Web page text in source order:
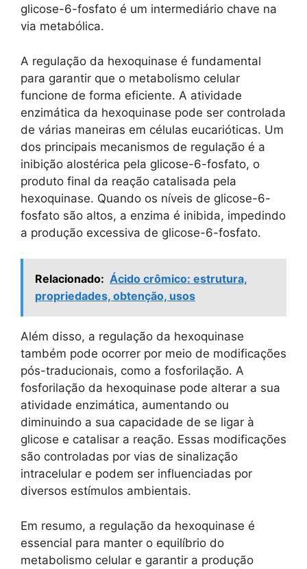
glicose-6-fosfato é um intermediário chave na
via metabólica.
A regulação da hexoquinase é fundamental
para garantir que o metabolismo celular
funcione de forma eficiente. A atividade
enzimática da hexoquinase pode ser controlada
de várias maneiras em células eucarióticas. Um
dos principais mecanismos de regulação é a
inibição alostérica pela glicose-6-fosfato, o
produto final da reação catalisada pela
hexoquinase. Quando os níveis de glicose-6-
fosfato são altos, a enzima é inibida, impedindo
a produção excessiva de glicose-6-fosfato.
Relacionado: Ácido crômico: estrutura,
propriedades, obtenção, usos
Além disso, a regulação da hexoquinase
também pode ocorrer por meio de modificações
pós-traducionais, como a fosforilação. A
fosforilação da hexoquinase pode alterar a sua
atividade enzimática, aumentando ou
diminuindo a sua capacidade de se ligar à
glicose e catalisar a reação. Essas modificações
são controladas por vias de sinalização
intracelular e podem ser influenciadas por
diversos estímulos ambientais.
Em resumo, a regulação da hexoquinase é
essencial para manter o equilíbrio do
metabolismo celular e garantir a produção